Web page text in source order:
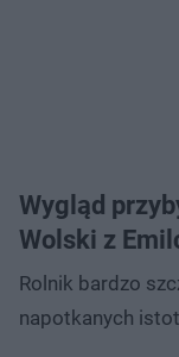
Wygląd
Wolski z
Rolnik bardzo
napotkanych